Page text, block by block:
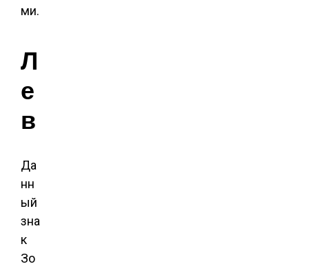
ми.
Л
е
в
Да
нн
ый
зна
к
Зо